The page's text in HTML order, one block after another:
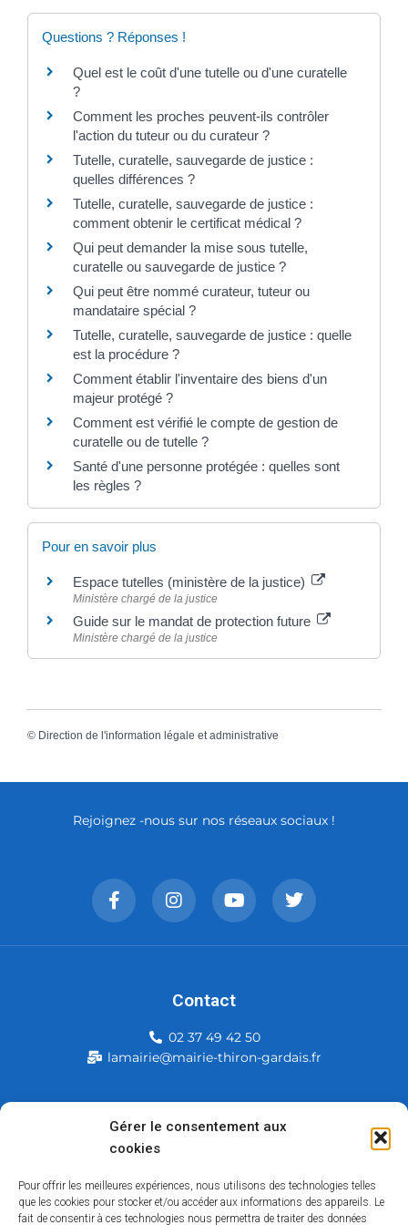
Gérer le consentement aux
cookies
Pour offrir les meilleures expériences, nous utilisons des technologies telles
que les cookies pour stocker et/ou accéder aux informations des appareils. Le
fait de consentir à ces technologies nous permettra de traiter des données
Questions ? Réponses !
Quel est le coût d'une tutelle ou d'une curatelle
?
Comment les proches peuvent-ils contrôler
l'action du tuteur ou du curateur ?
Tutelle, curatelle, sauvegarde de justice :
quelles différences ?
Tutelle, curatelle, sauvegarde de justice :
comment obtenir le certificat médical ?
Qui peut demander la mise sous tutelle,
curatelle ou sauvegarde de justice ?
Qui peut être nommé curateur, tuteur ou
mandataire spécial ?
Tutelle, curatelle, sauvegarde de justice : quelle
est la procédure ?
Comment établir l'inventaire des biens d'un
majeur protégé ?
Comment est vérifié le compte de gestion de
curatelle ou de tutelle ?
Santé d'une personne protégée : quelles sont
les règles ?
Pour en savoir plus
Espace tutelles (ministère de la justice)
Ministère chargé de la justice
Guide sur le mandat de protection future
Ministère chargé de la justice
© Direction de l'information légale et administrative
Mairie de Thiron-Gardais
28480 Thiron-Gardais
Rejoignez -nous sur nos réseaux sociaux !
Contact
02 37 49 42 50
lamairie@mairie-thiron-gardais.fr